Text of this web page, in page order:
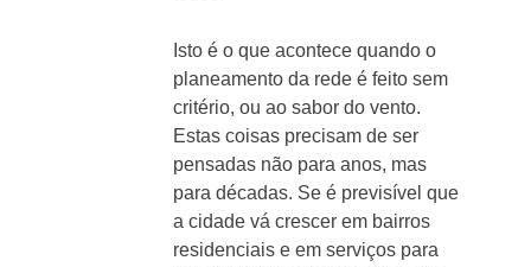
Isto é o que acontece quando o
planeamento da rede é feito sem
critério, ou ao sabor do vento.
Estas coisas precisam de ser
pensadas não para anos, mas
para décadas. Se é previsível que
a cidade vá crescer em bairros
residenciais e em serviços para